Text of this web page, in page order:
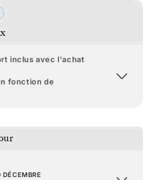
inclus avec l'achat
fonction de